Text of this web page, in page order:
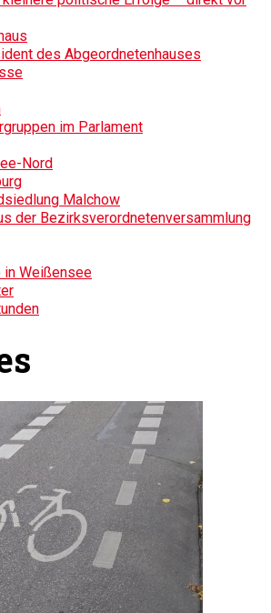
des Abgeordnetenhauses
im Parlament
Nord
Malchow
der Bezirksverordnetenversammlung
in Weißensee